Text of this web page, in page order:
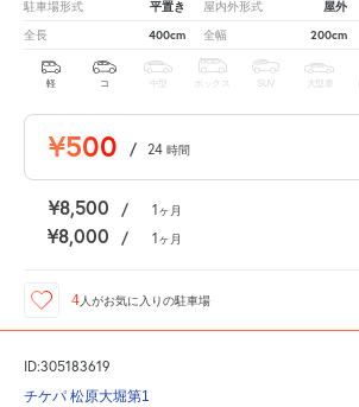
駐車場形式 平置き 屋内外形式 屋外
全長 400cm 全幅 200cm
軽 コ 中型 ボックス SUV 大型車
¥500 / 24 時間
¥8,500 / 1ヶ月
¥8,000 / 1ヶ月
4 人がお気に入りの駐車場
ID:305183619
チケパ 松原大堀第1